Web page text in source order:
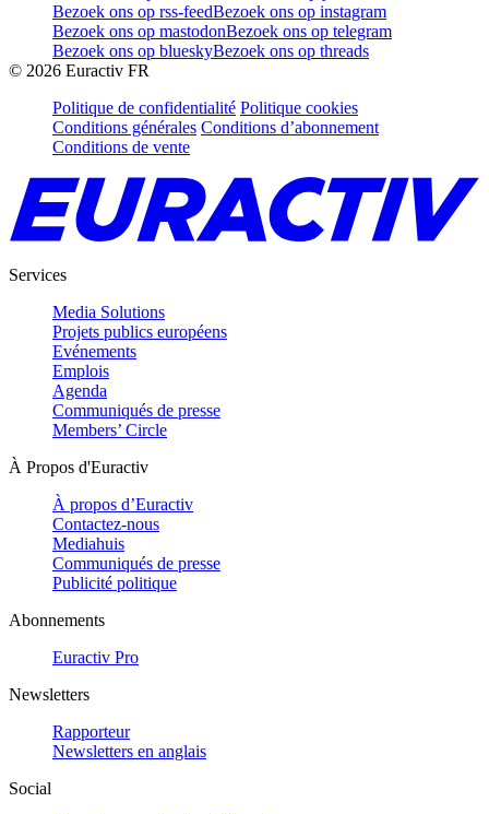
Bezoek ons op rss-feedBezoek ons op instagram
Bezoek ons op mastodonBezoek ons op telegram
Bezoek ons op blueskyBezoek ons op threads
© 2026 Euractiv FR
Politique de confidentialité Politique cookies
Conditions générales Conditions d’abonnement
Conditions de vente
Services
Media Solutions
Projets publics européens
Evénements
Emplois
Agenda
Communiqués de presse
Members’ Circle
À Propos d'Euractiv
À propos d’Euractiv
Contactez-nous
Mediahuis
Communiqués de presse
Publicité politique
Abonnements
Euractiv Pro
Newsletters
Rapporteur
Newsletters en anglais
Social